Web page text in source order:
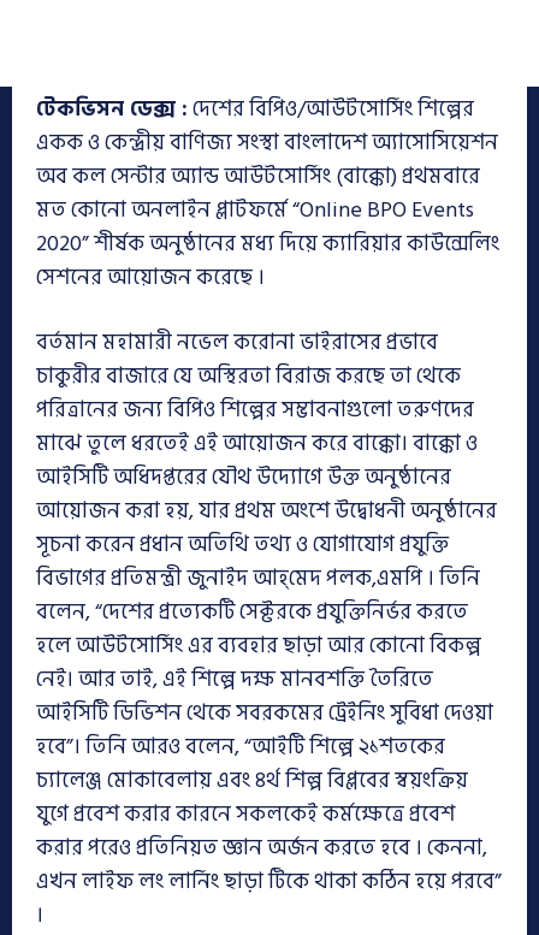
টেকভিসন ডেক্স :দেশের বিপিও/আউটসোর্সিং শিল্পের
একক ও কেন্দ্রীয় বাণিজ্য সংস্থা বাংলাদেশ অ্যাসোসিয়েশন
অব কল সেন্টার অ্যান্ড আউটসোর্সিং (বাক্কো) প্রথমবারে
মত কোনো অনলাইন প্লাটফর্মে “Online BPO Events
2020” শীর্ষক অনুষ্ঠানের মধ্য দিয়ে ক্যারিয়ার কাউন্সেলিং
সেশনের আয়োজন করেছে ।
বর্তমান মহামারী নভেল করোনা ভাইরাসের প্রভাবে
চাকুরীর বাজারে যে অস্থিরতা বিরাজ করছে তা থেকে
পরিত্রানের জন্য বিপিও শিল্পের সম্ভাবনাগুলো তরুণদের
মাঝে তুলে ধরতেই এই আয়োজন করে বাক্কো। বাক্কো ও
আইসিটি অধিদপ্তরের যৌথ উদ্যোগে উক্ত অনুষ্ঠানের
আয়োজন করা হয়, যার প্রথম অংশে উদ্বোধনী অনুষ্ঠানের
সূচনা করেন প্রধান অতিথি তথ্য ও যোগাযোগ প্রযুক্তি
বিভাগের প্রতিমন্ত্রী জুনাইদ আহ্‌মেদ‍ পলক,এমপি । তিনি
বলেন, “দেশের প্রত্যেকটি সেক্টরকে প্রযুক্তিনির্ভর করতে
হলে আউটসোর্সিং এর ব্যবহার ছাড়া আর কোনো বিকল্প
নেই। আর তাই, এই শিল্পে দক্ষ মানবশক্তি তৈরিতে
আইসিটি ডিভিশন থেকে সবরকমের ট্রেইনিং সুবিধা দেওয়া
হবে”। তিনি আরও বলেন, “আইটি শিল্পে ২১শতকের
চ্যালেঞ্জ মোকাবেলায় এবং ৪র্থ শিল্প বিপ্লবের স্বয়ংক্রিয়
যুগে প্রবেশ করার কারনে সকলকেই কর্মক্ষেত্রে প্রবেশ
করার পরেও প্রতিনিয়ত জ্ঞান অর্জন করতে হবে । কেননা,
এখন লাইফ লং লার্নিং ছাড়া টিকে থাকা কঠিন হয়ে পরবে”
।